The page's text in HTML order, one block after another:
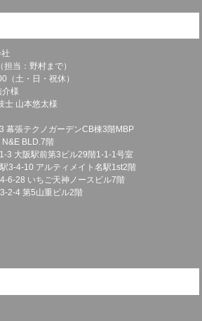
当：野村まで）
（土・日・祝休）
様
士 山本悠太様
幕張テクノガーデンCB棟3階MBP
BLD.7階
3 大阪駅前第3ビル29階1-1-1号室
3-4-10 アルティメイト名駅1st2階
6-28 いちご天神ノースビル7階
2-4 第5山重ビル2階